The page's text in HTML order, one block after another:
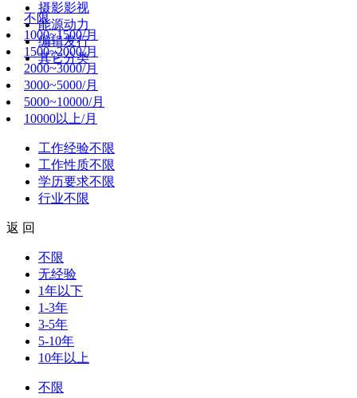
摄影影视
能源动力
编辑发行
其它分类
不限
1000~1500/月
1500~2000/月
2000~3000/月
3000~5000/月
5000~10000/月
10000以上/月
工作经验不限
工作性质不限
学历要求不限
行业不限
返 回
不限
无经验
1年以下
1-3年
3-5年
5-10年
10年以上
不限